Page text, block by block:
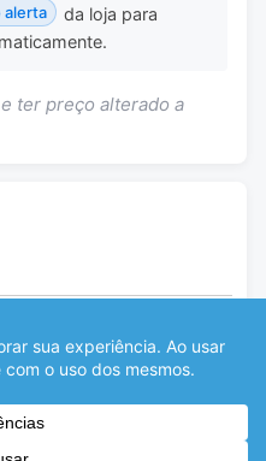
alerta
da loja para
ter preço alterado a